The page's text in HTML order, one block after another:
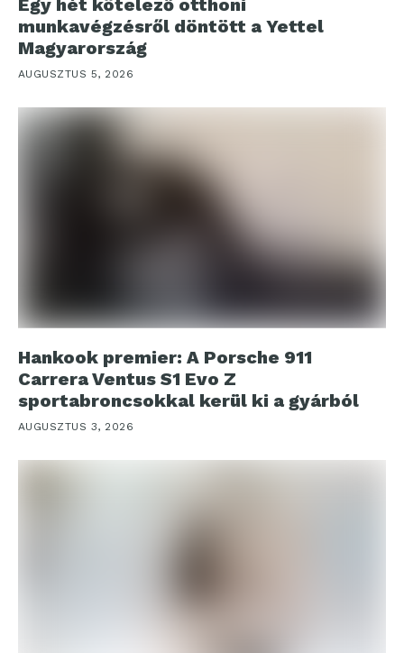
Egy hét kötelező otthoni
munkavégzésről döntött a Yettel
Magyarország
AUGUSZTUS 5, 2026
Hankook premier: A Porsche 911
Carrera Ventus S1 Evo Z
sportabroncsokkal kerül ki a gyárból
AUGUSZTUS 3, 2026